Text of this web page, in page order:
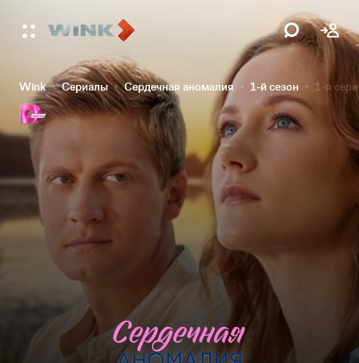
Wink Сериалы Сердечная аномалия 1-й сезон 1-я